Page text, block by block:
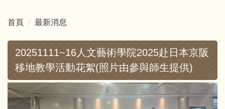
首頁 最新消息
20251111~16人文藝術學院2025赴日本京阪
移地教學活動花絮(照片由參與師生提供)